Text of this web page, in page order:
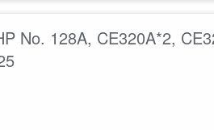
No. 128A, CE320A*2,